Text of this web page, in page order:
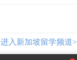
进入新加坡留学频道>